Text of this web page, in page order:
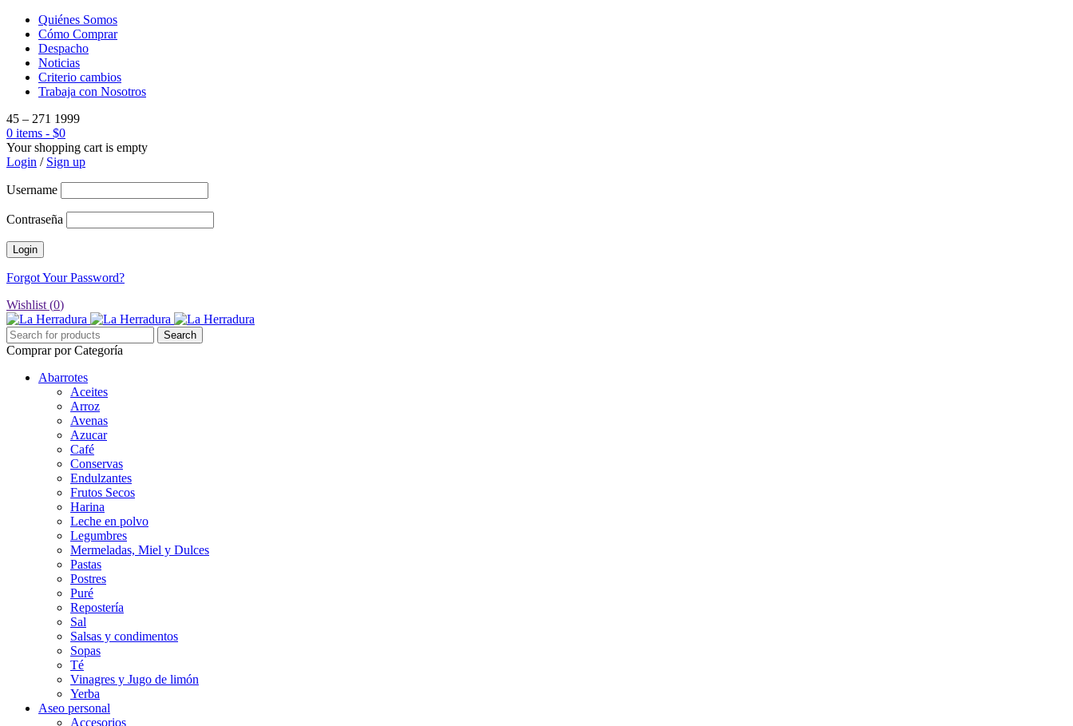
Quiénes Somos
Cómo Comprar
Despacho
Noticias
Criterio cambios
Trabaja con Nosotros
45 – 271 1999
0 items - $0
Your shopping cart is empty
Login / Sign up
Username
Contraseña
Forgot Your Password?
Wishlist (0)
Comprar por Categoría
Abarrotes
Aceites
Arroz
Avenas
Azucar
Café
Conservas
Endulzantes
Frutos Secos
Harina
Leche en polvo
Legumbres
Mermeladas, Miel y Dulces
Pastas
Postres
Puré
Repostería
Sal
Salsas y condimentos
Sopas
Té
Vinagres y Jugo de limón
Yerba
Aseo personal
Accesorios